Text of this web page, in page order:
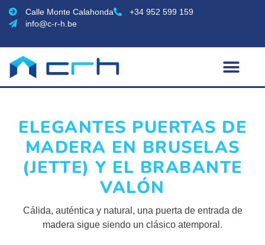
Calle Monte Calahonda
+34 952 599 159
info@c-r-h.be
ELEGANTES PUERTAS DE
MADERA EN BRUSELAS
(JETTE) Y EL BRABANTE
VALÓN
Cálida, auténtica y natural, una puerta de entrada de
madera sigue siendo un clásico atemporal.